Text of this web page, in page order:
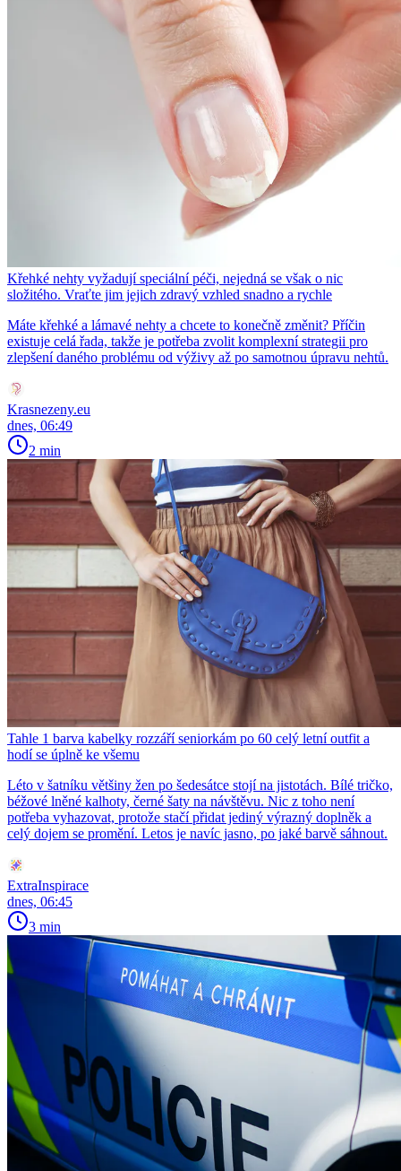
Křehké nehty vyžadují speciální péči, nejedná se však o nic
složitého. Vraťte jim jejich zdravý vzhled snadno a rychle
Máte křehké a lámavé nehty a chcete to konečně změnit? Příčin
existuje celá řada, takže je potřeba zvolit komplexní strategii pro
zlepšení daného problému od výživy až po samotnou úpravu nehtů.
Krasnezeny.eu
dnes, 06:49
2 min
Tahle 1 barva kabelky rozzáří seniorkám po 60 celý letní outfit a
hodí se úplně ke všemu
Léto v šatníku většiny žen po šedesátce stojí na jistotách. Bílé tričko,
béžové lněné kalhoty, černé šaty na návštěvu. Nic z toho není
potřeba vyhazovat, protože stačí přidat jediný výrazný doplněk a
celý dojem se promění. Letos je navíc jasno, po jaké barvě sáhnout.
ExtraInspirace
dnes, 06:45
3 min